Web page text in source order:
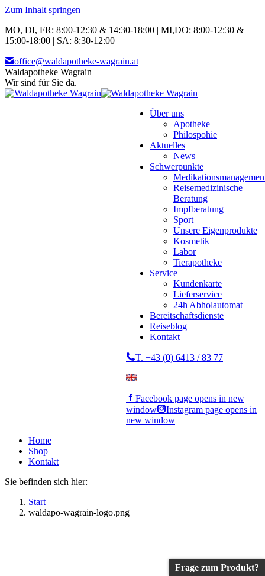
Zum Inhalt springen
MO, DI, FR: 8:00-12:30 & 14:30-18:00 | MI,DO: 8:00-12:30 &
15:00-18:00 | SA: 8:30-12:00
office@waldapotheke-wagrain.at
Waldapotheke Wagrain
Wir sind für Sie da.
Über uns
Apotheke
Philospohie
Aktuelles
News
Schwerpunkte
Reisemedizinische
Beratung
Impfberatung
Sport
Unsere Eigenprodukte
Kosmetik
Labor
Tierapotheke
Service
Kundenkarte
Lieferservice
24h Abholautomat
Bereitschaftsdienste
Reiseblog
Kontakt
T. +43 (0) 6413 / 83 77
Facebook page opens in new
window
Instagram page opens in
new window
Home
Shop
Kontakt
Sie befinden sich hier:
Start
waldapo-wagrain-logo.png
Frage zum Produkt?